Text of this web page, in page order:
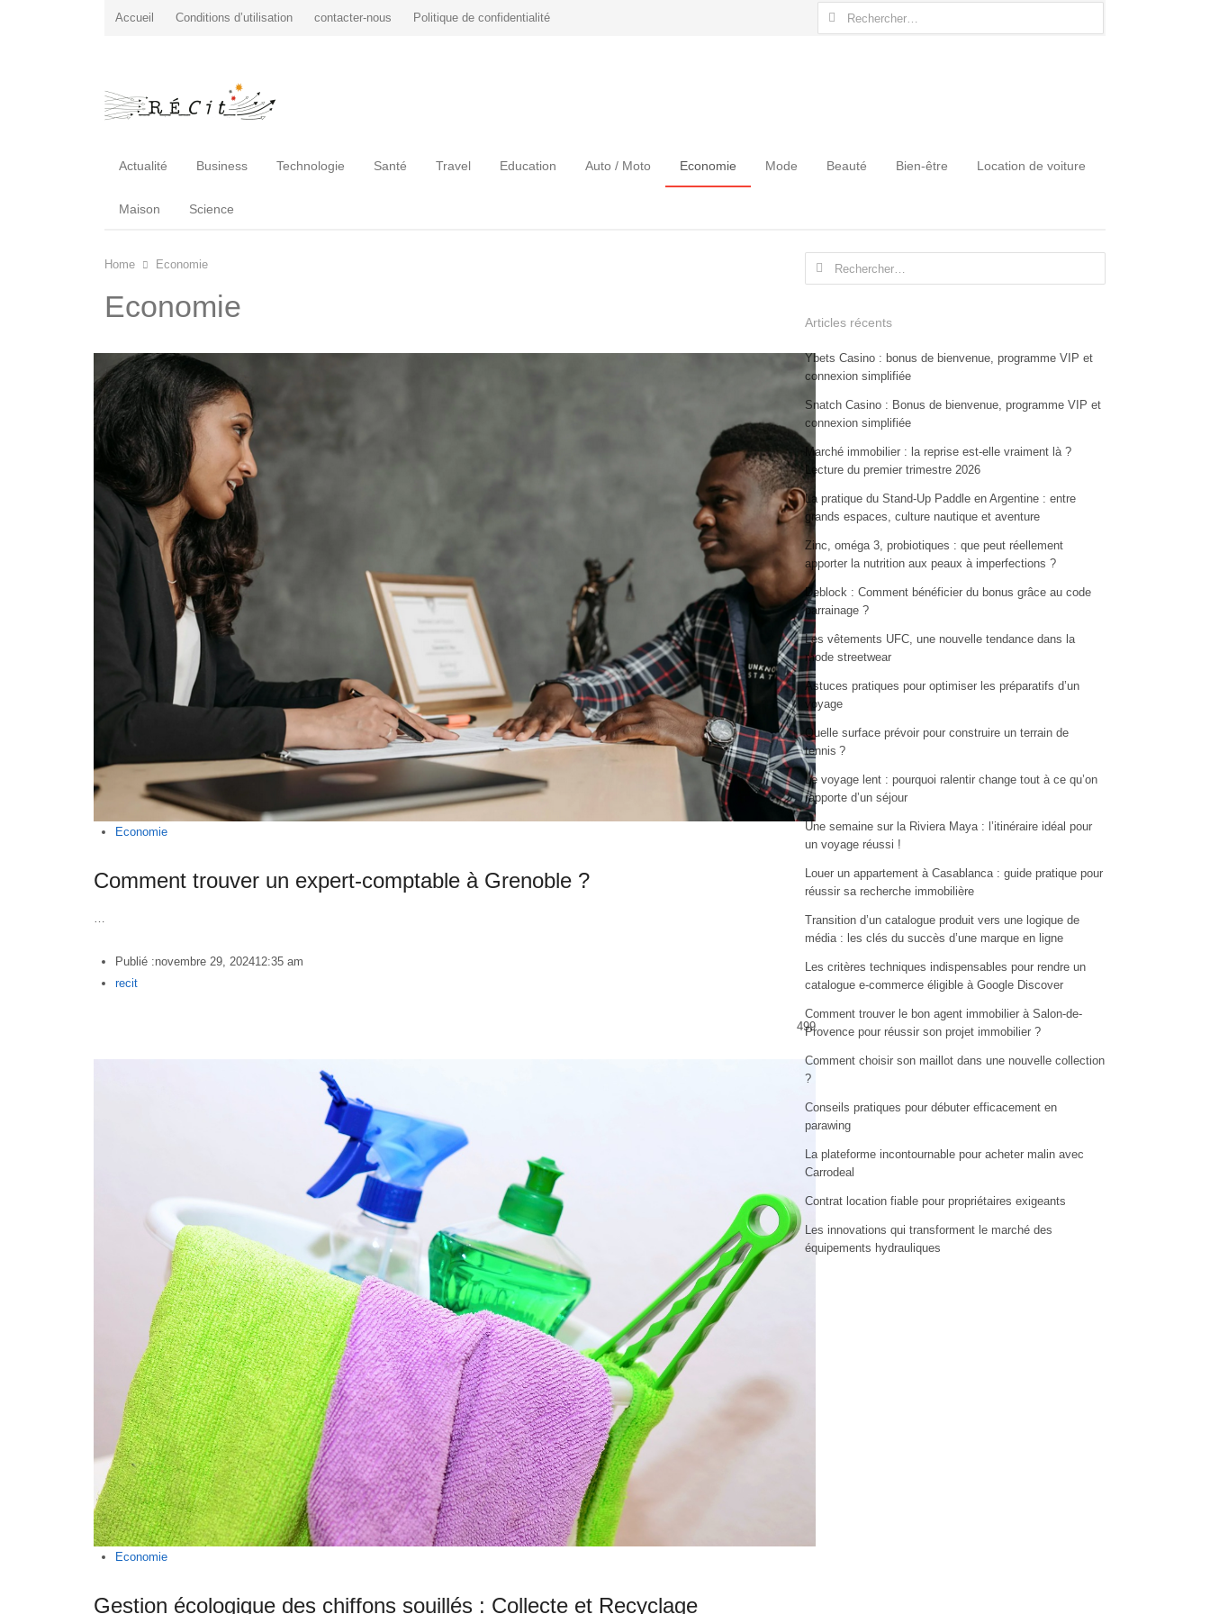
Accueil Conditions d’utilisation contacter-nous Politique de confidentialité Rechercher :
Actualité Business Technologie Santé Travel Education Auto / Moto Economie Mode Beauté Bien-être Location de voiture
Maison Science
Home Economie
Economie
Economie
Comment trouver un expert-comptable à Grenoble ?
Publié :novembre 29, 202412:35 am
Author
recit
499
Economie
Gestion écologique des chiffons souillés : Collecte et Recyclage
Rechercher :
Articles récents
Ybets Casino : bonus de bienvenue, programme VIP et
connexion simplifiée
Snatch Casino : Bonus de bienvenue, programme VIP et
connexion simplifiée
Marché immobilier : la reprise est-elle vraiment là ?
Lecture du premier trimestre 2026
La pratique du Stand-Up Paddle en Argentine : entre
grands espaces, culture nautique et aventure
Zinc, oméga 3, probiotiques : que peut réellement
apporter la nutrition aux peaux à imperfections ?
Deblock : Comment bénéficier du bonus grâce au code
parrainage ?
Les vêtements UFC, une nouvelle tendance dans la
mode streetwear
Astuces pratiques pour optimiser les préparatifs d’un
voyage
Quelle surface prévoir pour construire un terrain de
tennis ?
Le voyage lent : pourquoi ralentir change tout à ce qu’on
rapporte d’un séjour
Une semaine sur la Riviera Maya : l’itinéraire idéal pour
un voyage réussi !
Louer un appartement à Casablanca : guide pratique pour
réussir sa recherche immobilière
Transition d’un catalogue produit vers une logique de
média : les clés du succès d’une marque en ligne
Les critères techniques indispensables pour rendre un
catalogue e-commerce éligible à Google Discover
Comment trouver le bon agent immobilier à Salon-de-
Provence pour réussir son projet immobilier ?
Comment choisir son maillot dans une nouvelle collection
?
Conseils pratiques pour débuter efficacement en
parawing
La plateforme incontournable pour acheter malin avec
Carrodeal
Contrat location fiable pour propriétaires exigeants
Les innovations qui transforment le marché des
équipements hydrauliques